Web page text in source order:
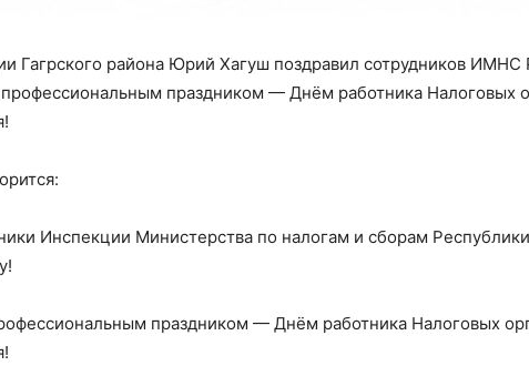
Гагрского района Юрий Хагуш поздравил сотрудников ИМНС
профессиональным праздником — Днём работника Налоговых
Инспекции Министерства по налогам и сборам
праздником — Днём работника Налоговых